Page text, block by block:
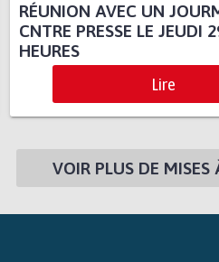
RÉUNION AVEC UN
CNTRE PRESSE LE JEUDI
HEURES
Lire
VOIR PLUS DE MISES